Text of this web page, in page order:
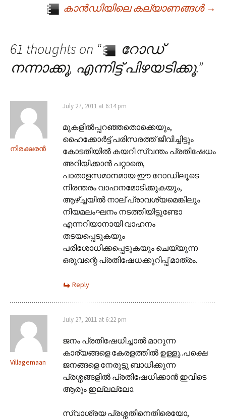
Post navigation
കാൻഡിയിലെ കല്യാണങ്ങൾ →
61 thoughts on “
റോഡ്
നന്നാക്കൂ, എന്നിട്ട് പിഴയടിക്കൂ.”
നിരക്ഷരൻ
July 27, 2011 at 6:14 pm
മുകളിൽ‌പ്പറഞ്ഞതൊക്കെയും,
ഹൈക്കോർട്ട് പരിസരത്ത് ജീവിച്ചിട്ടും
കോടതിയിൽ കയറി സ്വന്തം പ്രതിഷേധം
അറിയിക്കാൻ പറ്റാതെ,
പാതാളസമാനമായ ഈ റോഡിലൂടെ
നിരന്തരം വാഹനമോടിക്കുകയും,
ആഴ്ച്ചയിൽ നാല് പ്രാവശ്യമെങ്കിലും
നിയമലംഘനം നടത്തിയിട്ടുണ്ടോ
എന്നറിയാനായി വാഹനം
തടയപ്പെടുകയും
പരിശോധിക്കപ്പെടുകയും ചെയ്യുന്ന
ഒരുവന്റെ പ്രതിഷേധക്കുറിപ്പ് മാത്രം.
Reply
Villagemaan
July 27, 2011 at 6:22 pm
ജനം പ്രതിഷേധിച്ചാല്‍ മാറുന്ന
കാര്യങ്ങളെ കേരളത്തില്‍ ഉള്ളു..പക്ഷെ
ജനങ്ങളെ നേരുട്ടു ബാധിക്കുന്ന
പ്രശ്നങ്ങളില്‍ പ്രതിഷേധിക്കാന്‍ ഇവിടെ
ആരും ഇല്ലല്ലോ.
സ്വാശ്രയ പ്രശ്നതിനെതിരെയോ,